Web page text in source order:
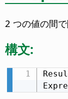
2 つの値の間
構文: